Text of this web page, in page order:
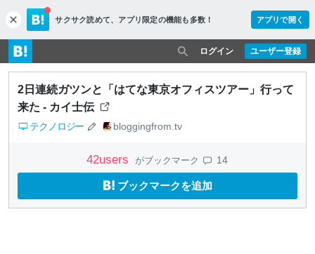
c
l
o
s
e
サクサク読めて、 アプリ限定の機能も多数！ アプリで開く
ユーザー登録
ログイン
2日連続ガツンと「はてな東京オフィスツアー」行って
来た - カイ士伝
テクノロジー bloggingfrom.tv
42users がブックマーク 14
ブックマークを追加